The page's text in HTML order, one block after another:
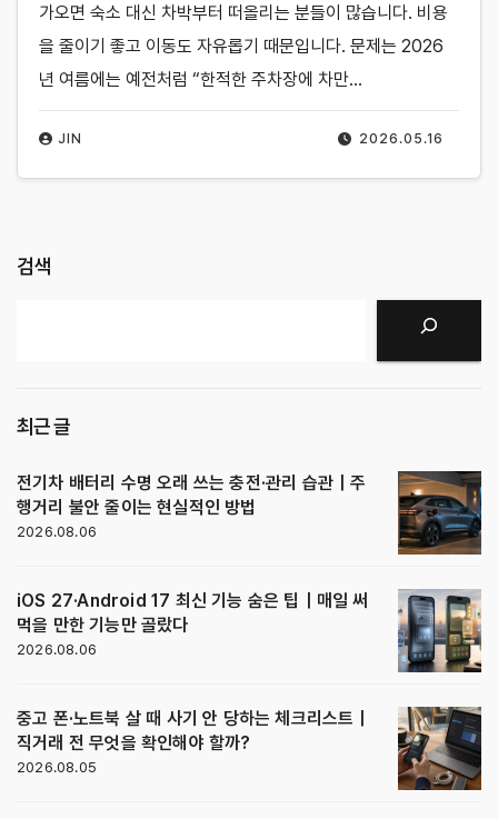
2026.05.16
JIN
가오면 숙소 대신 차박부터 떠올리는 분들이 많습니다. 비용
을 줄이기 좋고 이동도 자유롭기 때문입니다. 문제는 2026
년 여름에는 예전처럼 “한적한 주차장에 차만…
검색
최근 글
전기차 배터리 수명 오래 쓰는 충전·관리 습관｜주
행거리 불안 줄이는 현실적인 방법
2026.08.06
iOS 27·Android 17 최신 기능 숨은 팁｜매일 써
먹을 만한 기능만 골랐다
2026.08.06
중고 폰·노트북 살 때 사기 안 당하는 체크리스트｜
직거래 전 무엇을 확인해야 할까?
2026.08.05